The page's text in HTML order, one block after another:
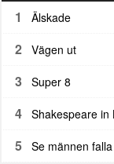
1 Älskade
2 Vägen ut
3 Super 8
4 Shakespeare in
5 Se männen falla